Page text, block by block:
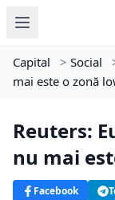
Capital > Social
mai este o zonă
Reuters:
nu mai
Facebook